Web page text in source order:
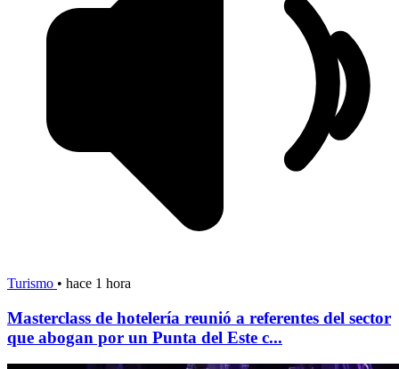
Turismo • hace 1 hora
Masterclass de hotelería reunió a referentes del sector
que abogan por un Punta del Este c...